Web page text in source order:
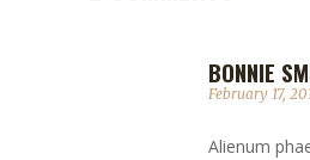
BONNIE
February 17,
Alienum